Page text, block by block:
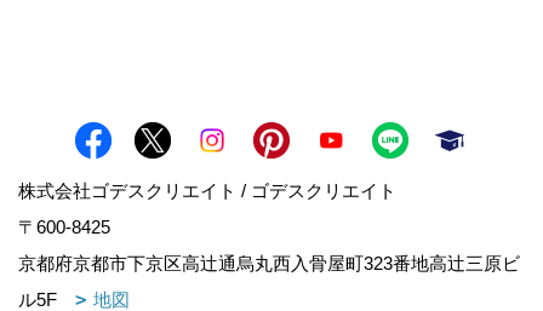
株式会社ゴデスクリエイト / ゴデスクリエイト
〒600-8425
京都府京都市下京区高辻通烏丸西入骨屋町323番地高辻三原ビ
ル5F
地図